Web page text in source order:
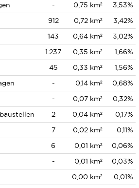
- 0,75 km²
3,53%
912 0,72 km²
3,42%
143 0,64 km²
3,02%
1.237 0,35 km²
1,66%
45 0,33 km²
1,56%
- 0,14 km²
0,68%
- 0,07 km²
0,32%
2 0,04 km²
0,17%
7 0,02 km²
0,11%
6 0,01 km²
0,06%
- 0,01 km²
0,03%
- 0,00 km²
0,01%